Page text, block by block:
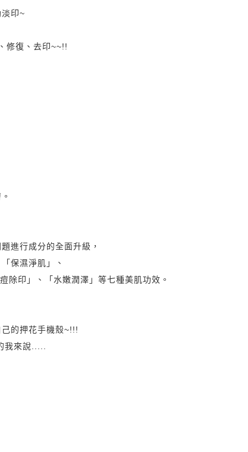
印~
修復、去印~~!!
進行成分的全面升級，
「保濕淨肌」
、
除印」 、 「水嫩潤澤」等七種美肌功效。
的押花手機殼~!!!
我來說.....